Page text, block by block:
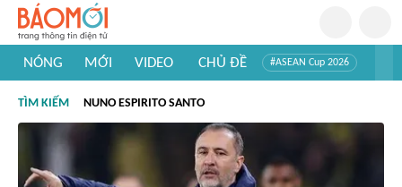
NÓNG MỚI VIDEO CHỦ ĐỀ #ASEAN Cup 2026
#Khám phá thế giới
TÌM KIẾM NUNO ESPIRITO SANTO